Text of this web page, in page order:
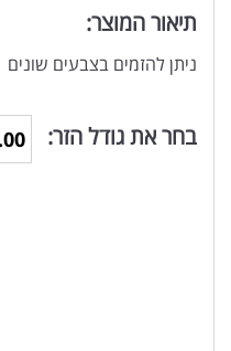
תיאור המוצר:
ניתן להזמים בצבעים שונים
בחר את גודל הזר: